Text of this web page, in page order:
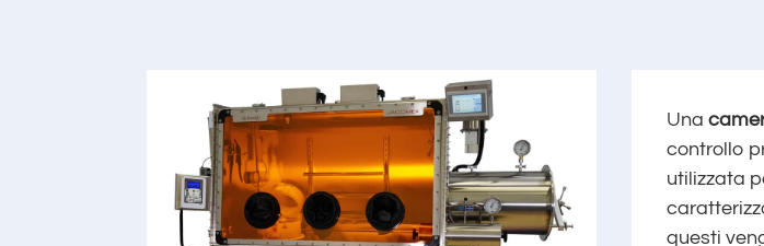
Una
controllo
utilizzata
questi